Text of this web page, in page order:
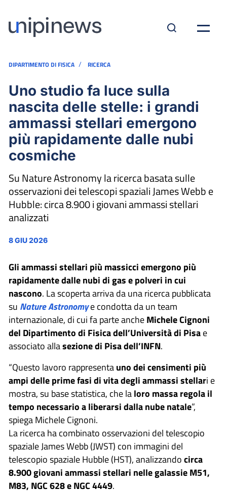
DIPARTIMENTO DI FISICA / RICERCA
Uno studio fa luce sulla
nascita delle stelle: i grandi
ammassi stellari emergono
più rapidamente dalle nubi
cosmiche
Su Nature Astronomy la ricerca basata sulle
osservazioni dei telescopi spaziali James Webb e
Hubble: circa 8.900 i giovani ammassi stellari
analizzati
8 GIU 2026
Gli ammassi stellari più massicci emergono più
rapidamente dalle nubi di gas e polveri in cui
nascono. La scoperta arriva da una ricerca pubblicata
su Nature Astronomye condotta da un team
internazionale, di cui fa parte ancheMichele Cignoni
del Dipartimento di Fisica dell’Università di Pisae
associato allasezione di Pisa dell’INFN.
“Questo lavoro rappresentauno dei censimenti più
ampi delle prime fasi di vita degli ammassi stellari e
mostra, su base statistica, che laloro massa regola il
tempo necessario a liberarsi dalla nube natale”,
spiega Michele Cignoni.
La ricerca ha combinato osservazioni del telescopio
spaziale James Webb (JWST) con immagini del
telescopio spaziale Hubble (HST), analizzandocirca
8.900 giovani ammassi stellari nelle galassie M51,
M83, NGC 628 e NGC 4449.